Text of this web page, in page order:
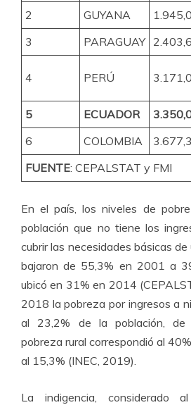
2
GUYANA 1.945,0
3
PARAGUAY 2.403,6
4 PERÚ 3.171,0
5 ECUADOR
6
COLOMBIA 3.677,3
FUENTE: CEPALSTAT y FMI
En el país, los niveles de
población que no tiene los
cubrir las necesidades básicas
bajaron de 55,3% en 2001 a
ubicó en 31% en 2014
2018 la pobreza por ingresos a
al 23,2% de la población, de
pobreza rural correspondió al
al 15,3% (INEC, 2019).
La indigencia, considerado